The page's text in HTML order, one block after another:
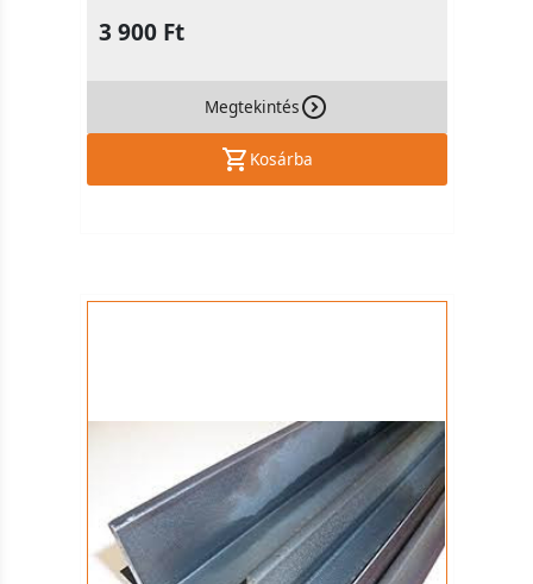
3 900 Ft
Megtekintés
Kosárba